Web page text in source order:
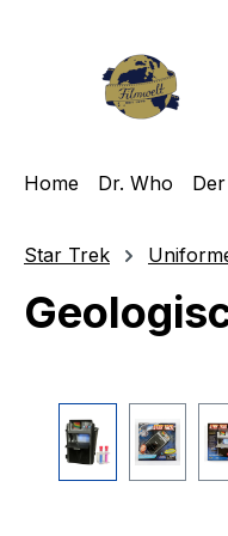
Home Dr. Who
Star Trek